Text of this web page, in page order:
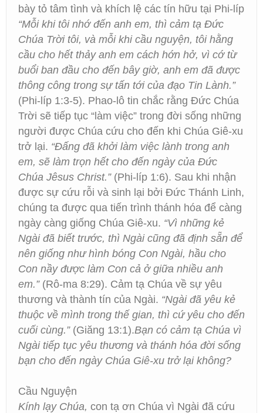
bày tỏ tâm tình và khích lệ các tín hữu tại Phi-líp
“Mỗi khi tôi nhớ đến anh em, thì cảm tạ Đức
Chúa Trời tôi, và mỗi khi cầu nguyện, tôi hằng
cầu cho hết thảy anh em cách hớn hở, vì cớ từ
buổi ban đầu cho đến bây giờ, anh em đã được
thông công trong sự tấn tới của đạo Tin Lành.”
(Phi-líp 1:3-5). Phao-lô tin chắc rằng Đức Chúa
Trời sẽ tiếp tục “làm việc” trong đời sống những
người được Chúa cứu cho đến khi Chúa Giê-xu
trở lại. “Đấng đã khởi làm việc lành trong anh
em, sẽ làm trọn hết cho đến ngày của Đức
Chúa Jêsus Christ.”(Phi-líp 1:6). Sau khi nhận
được sự cứu rỗi và sinh lại bởi Đức Thánh Linh,
chúng ta được qua tiến trình thánh hóa để càng
ngày càng giống Chúa Giê-xu. “Vì những kẻ
Ngài đã biết trước, thì Ngài cũng đã định sẵn để
nên giống như hình bóng Con Ngài, hầu cho
Con nầy được làm Con cả ở giữa nhiều anh
em.”(Rô-ma 8:29). Cảm tạ Chúa về sự yêu
thương và thành tín của Ngài. “Ngài đã yêu kẻ
thuộc về mình trong thế gian, thì cứ yêu cho đến
cuối cùng.”(Giăng 13:1).Bạn có cảm tạ Chúa vì
Ngài tiếp tục yêu thương và thánh hóa đời sống
bạn cho đến ngày Chúa Giê-xu trở lại không?
Cầu Nguyện
Kính lạy Chúa, con tạ ơn Chúa vì Ngài đã cứu